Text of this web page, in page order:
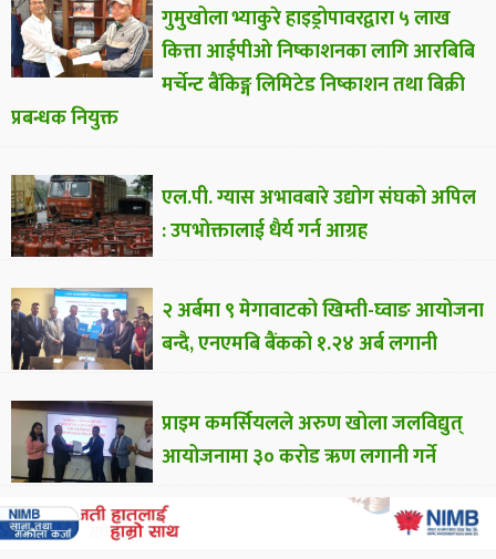
गुमुखोला भ्याकुरे हाइड्रोपावरद्वारा ५ लाख
कित्ता आईपीओ निष्काशनका लागि आरबिबि
मर्चेन्ट बैंकिङ्ग लिमिटेड निष्काशन तथा बिक्री
प्रबन्धक नियुक्त
एल.पी. ग्यास अभावबारे उद्योग संघको अपिल
: उपभोक्तालाई धैर्य गर्न आग्रह
२ अर्बमा ९ मेगावाटको खिम्ती-घ्वाङ आयोजना
बन्दै, एनएमबि बैंकको १.२४ अर्ब लगानी
प्राइम कमर्सियलले अरुण खोला जलविद्युत्
आयोजनामा ३० करोड ऋण लगानी गर्ने